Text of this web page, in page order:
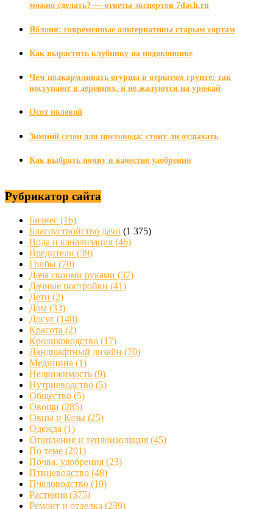
можно сделать? — ответы экспертов 7dach.ru
Яблоня: современные альтернативы старым сортам
Как вырастить клубнику на подоконнике
Чем подкармливать огурцы в отрытом грунте: так
поступают в деревнях, и не жалуются на урожай
Осот полевой
Зимний сезон для цветовода: стоит ли отдыхать
Как выбрать почву в качестве удобрения
Рубрикатор сайта
Бизнес (16)
Благоустройство дачи (1 375)
Вода и канализация (46)
Вредители (39)
Грибы (70)
Дача своими руками (37)
Дачные постройки (41)
Дети (2)
Дом (33)
Досуг (148)
Красота (2)
Кролиководство (17)
Ландшафтный дизайн (70)
Медицина (1)
Недвижимость (9)
Нутриеводство (5)
Общество (5)
Овощи (285)
Овцы и Козы (25)
Одежда (1)
Отопление и теплоизоляция (45)
По теме (201)
Почва, удобрения (23)
Птицеводство (48)
Пчеловодство (10)
Растения (375)
Ремонт и отделка (239)